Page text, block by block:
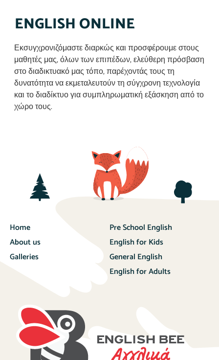
ENGLISH ONLINE
Εκσυγχρονιζόμαστε διαρκώς και προσφέρουμε στους
μαθητές μας, όλων των επιπέδων, ελεύθερη πρόσβαση
στο διαδικτυακό μας τόπο, παρέχοντάς τους τη
δυνατότητα να εκμεταλευτούν τη σύγχρονη τεχνολογία
και το διαδίκτυο για συμπληρωματική εξάσκηση από το
χώρο τους.
Home
About us
Galleries
Pre School English
English for Kids
General English
English for Adults